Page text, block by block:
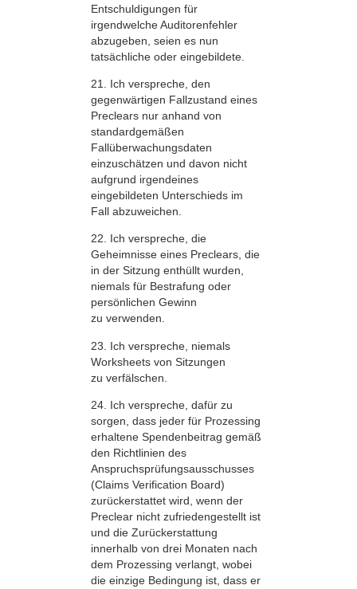
Entschuldigungen für
irgendwelche Auditorenfehler
abzugeben, seien es nun
tatsächliche oder eingebildete.
21. Ich verspreche, den
gegenwärtigen Fallzustand eines
Preclears nur anhand von
standardgemäßen
Fallüberwachungsdaten
einzuschätzen und davon nicht
aufgrund irgendeines
eingebildeten Unterschieds im
Fall abzuweichen.
22. Ich verspreche, die
Geheimnisse eines Preclears, die
in der Sitzung enthüllt wurden,
niemals für Bestrafung oder
persönlichen Gewinn
zu verwenden.
23. Ich verspreche, niemals
Worksheets von Sitzungen
zu verfälschen.
24. Ich verspreche, dafür zu
sorgen, dass jeder für Prozessing
erhaltene Spendenbeitrag gemäß
den Richtlinien des
Anspruchsprüfungsausschusses
(Claims Verification Board)
zurückerstattet wird, wenn der
Preclear nicht zufriedengestellt ist
und die Zurückerstattung
innerhalb von drei Monaten nach
dem Prozessing verlangt, wobei
die einzige Bedingung ist, dass er